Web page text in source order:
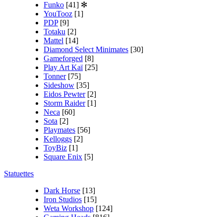
Funko [41] ✻
YouTooz [1]
PDP [9]
Totaku [2]
Mattel [14]
Diamond Select Minimates [30]
Gameforged [8]
Play Art Kaï [25]
Tonner [75]
Sideshow [35]
Eidos Pewter [2]
Storm Raider [1]
Neca [60]
Sota [2]
Playmates [56]
Kelloggs [2]
ToyBiz [1]
Square Enix [5]
Statuettes
Dark Horse [13]
Iron Studios [15]
Weta Workshop [124]